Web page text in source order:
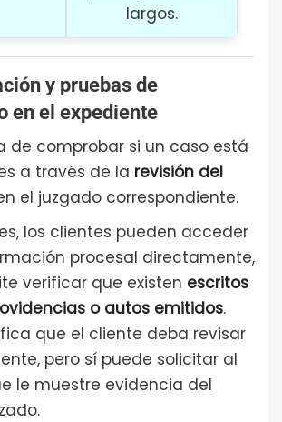
largos.
y pruebas de
en el expediente
de comprobar si un caso está
a través de la revisión del
el juzgado correspondiente.
los clientes pueden acceder
procesal directamente,
verificar que existen escritos
o autos emitidos.
que el cliente deba revisar
pero sí puede solicitar al
le muestre evidencia del